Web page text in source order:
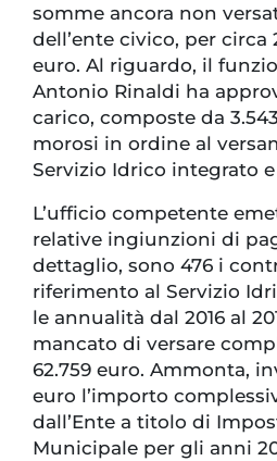
somme ancora non
dell’ente civico, per
euro. Al riguardo, il
Antonio Rinaldi ha
carico, composte da
morosi in ordine al
Servizio Idrico integrato e
L’ufficio competente
relative ingiunzioni di
dettaglio, sono 476 i
riferimento al Servizio
le annualità dal 2016 al
mancato di versare
62.759 euro. Ammonta,
euro l’importo
dall’Ente a titolo di
Municipale per gli anni